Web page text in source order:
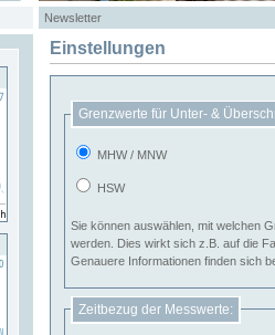
Newsletter
Einstellungen
Grenzwerte für Unter- &
MHW / MNW
HSW
Sie können auswählen, mit welchen
werden. Dies wirkt sich z.B. auf
Genauere Informationen finden sich
Zeitbezug der Messwerte: